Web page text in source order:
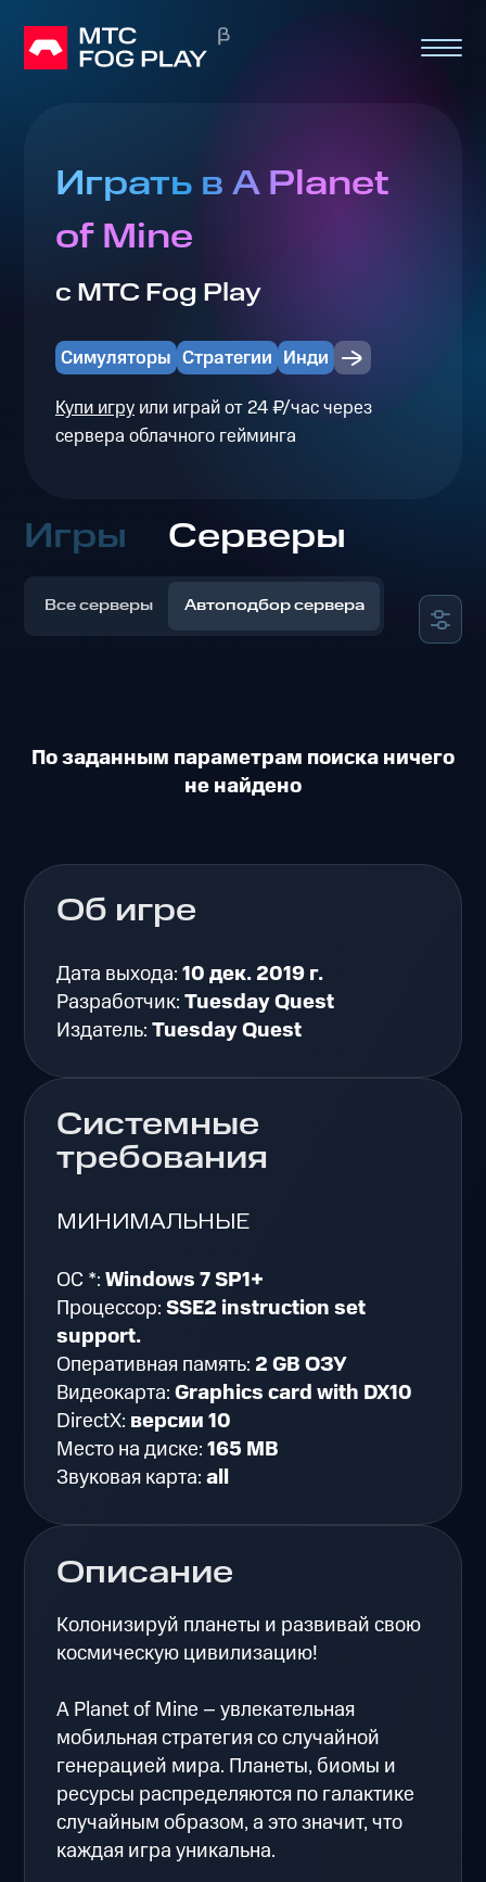
Играть в A Planet
of Mine
с МТС Fog Play
Симуляторы Стратегии Инди
Купи игруили играй от 24 ₽/час через
сервера облачного гейминга
Игры Серверы
Все серверы Автоподбор сервера
По заданным параметрам поиска ничего
не найдено
Описание
Колонизируй планеты и развивай свою
космическую цивилизацию!
A Planet of Mine – увлекательная
мобильная стратегия со случайной
генерацией мира. Планеты, биомы и
ресурсы распределяются по галактике
случайным образом, а это значит, что
каждая игра уникальна.
Об игре
Дата выхода:10 дек. 2019 г.
Разработчик:Tuesday Quest
Издатель:Tuesday Quest
Системные
требования
МИНИМАЛЬНЫЕ
ОС *:Windows 7 SP1+
Процессор:SSE2 instruction set
support.
Оперативная память: 2 GB ОЗУ
Видеокарта:Graphics card with DX10
DirectX: версии 10
Место на диске:165 MB
Звуковая карта:all